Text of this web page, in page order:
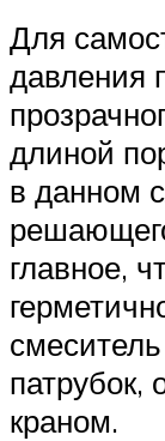
Для
давления
длиной
в данном
главное,
краном.